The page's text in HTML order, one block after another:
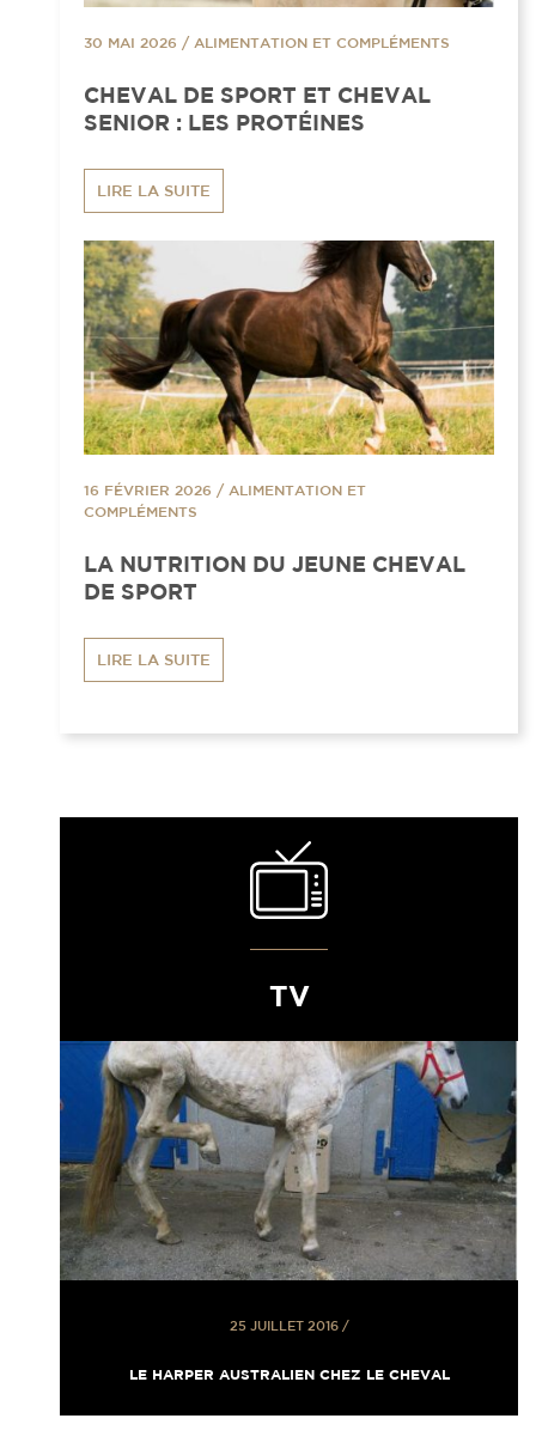
30 MAI 2026 / ALIMENTATION ET COMPLÉMENTS
CHEVAL DE SPORT ET CHEVAL
SENIOR : LES PROTÉINES
LIRE LA SUITE
16 FÉVRIER 2026 / ALIMENTATION ET
COMPLÉMENTS
LA NUTRITION DU JEUNE CHEVAL
DE SPORT
LIRE LA SUITE
TV
25 JUILLET 2016/
LE HARPER AUSTRALIEN CHEZ LE CHEVAL